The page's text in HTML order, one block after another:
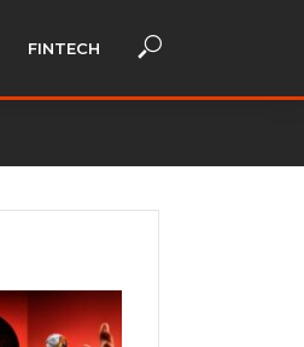
FINTECH